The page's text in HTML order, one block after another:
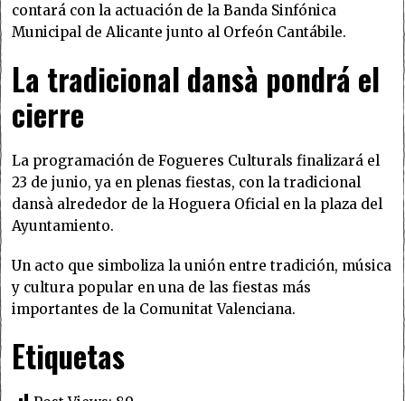
contará con la actuación de la Banda Sinfónica
Municipal de Alicante junto al Orfeón Cantábile.
La tradicional dansà pondrá el
cierre
La programación de Fogueres Culturals finalizará el
23 de junio, ya en plenas fiestas, con la tradicional
dansà alrededor de la Hoguera Oficial en la plaza del
Ayuntamiento.
Un acto que simboliza la unión entre tradición, música
y cultura popular en una de las fiestas más
importantes de la Comunitat Valenciana.
Etiquetas